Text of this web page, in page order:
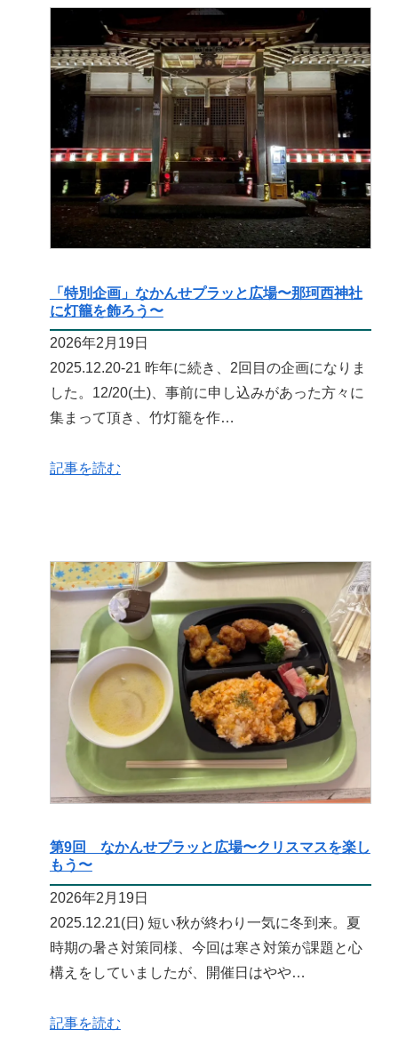
「特別企画」なかんせプラッと広場〜那珂西神社
に灯籠を飾ろう〜
2026年2月19日
2025.12.20-21 昨年に続き、2回目の企画になりま
した。12/20(土)、事前に申し込みがあった方々に
集まって頂き、竹灯籠を作…
記事を読む
第9回 なかんせプラッと広場〜クリスマスを楽し
もう〜
2026年2月19日
2025.12.21(日) 短い秋が終わり一気に冬到来。夏
時期の暑さ対策同様、今回は寒さ対策が課題と心
構えをしていましたが、開催日はやや…
記事を読む